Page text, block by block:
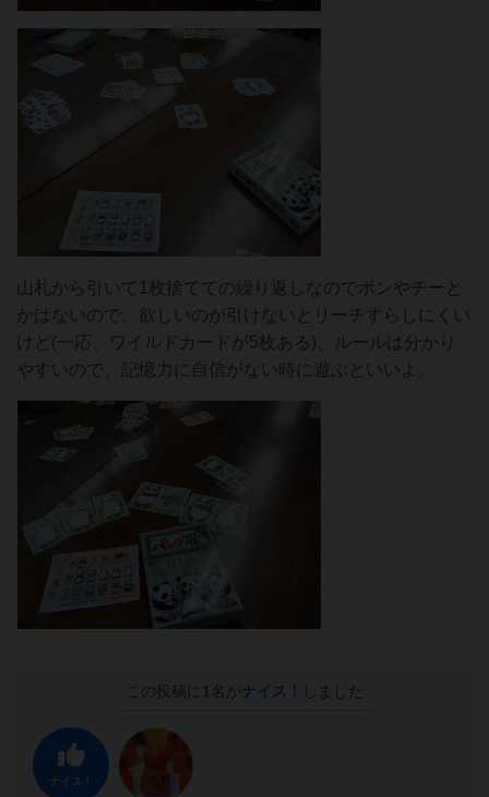
山札から引いて1枚捨てての繰り返しなのでポンやチーと
かはないので、欲しいのが引けないとリーチすらしにくい
けど(一応、ワイルドカードが5枚ある)、ルールは分かり
やすいので、記憶力に自信がない時に遊ぶといいよ。
この投稿に 1名がナイス！ しました
ナイス！